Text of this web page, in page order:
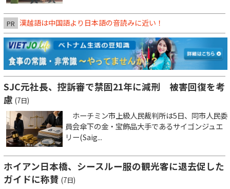
PR 漢越語は中国語より日本語の音読みに近い！
SJC元社長、控訴審で禁固21年に減刑 被害回復を考
慮 (7日)
ホーチミン市上級人民裁判所は5日、同市人民委
員会傘下の金・宝飾品大手であるサイゴンジュエ
リー(Saig...
ホイアン日本橋、シースルー服の観光客に退去促した
ガイドに称賛 (7日)